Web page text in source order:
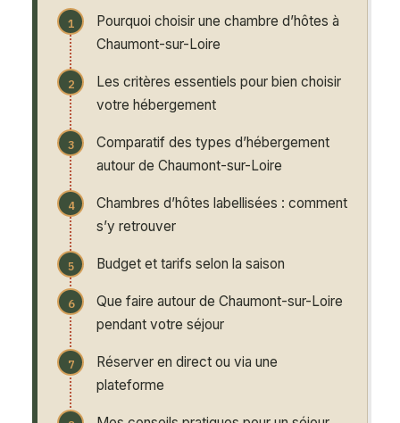
Pourquoi choisir une chambre d’hôtes à
Chaumont-sur-Loire
Les critères essentiels pour bien choisir
votre hébergement
Comparatif des types d’hébergement
autour de Chaumont-sur-Loire
Chambres d’hôtes labellisées : comment
s’y retrouver
Budget et tarifs selon la saison
Que faire autour de Chaumont-sur-Loire
pendant votre séjour
Réserver en direct ou via une
plateforme